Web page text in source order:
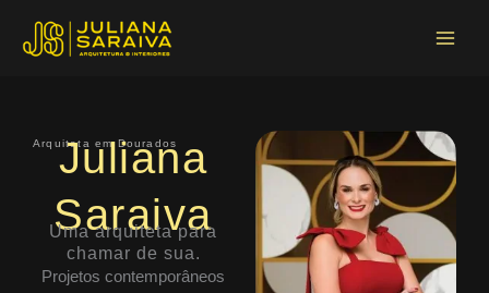
Arquiteta em Dourados
Juliana
Saraiva
Uma arquiteta para
chamar de sua.
Projetos contemporâneos